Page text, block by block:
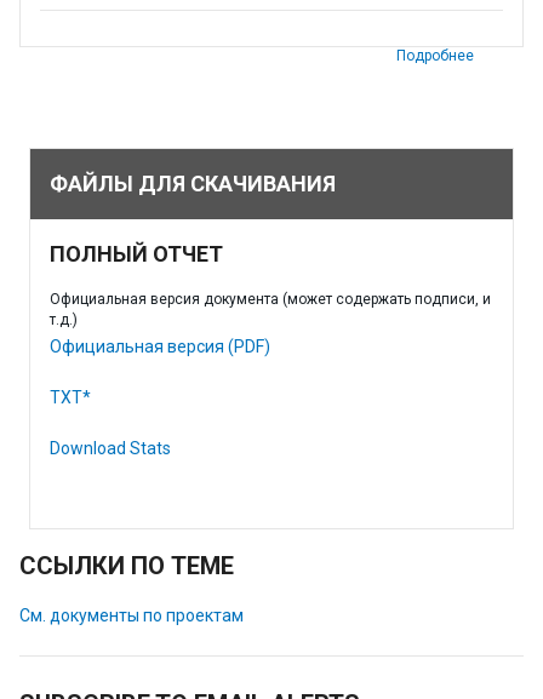
Подробнее
ФАЙЛЫ ДЛЯ СКАЧИВАНИЯ
ПОЛНЫЙ ОТЧЕТ
Официальная версия документа (может содержать подписи, и
т.д.)
Официальная версия (PDF)
TXT*
Download Stats
ССЫЛКИ ПО ТЕМЕ
См. документы по проектам